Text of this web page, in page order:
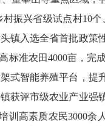
村振兴省级试点村10个
镇入选全省首批政策
标准农田4000亩，完
式智能养殖平台，提
获评市级农业产业强
训高素质农民3000余